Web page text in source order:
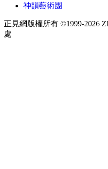
神韻藝術團
正見網版權所有 ©1999-2026
處